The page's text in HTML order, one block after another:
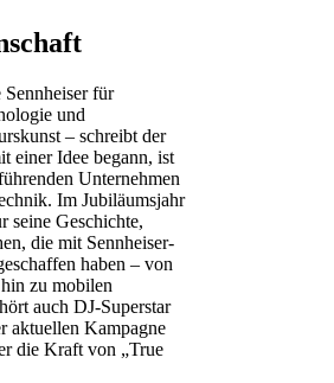
Sennheiser für
und
– schreibt der
einer Idee begann, ist
Unternehmen
Im Jubiläumsjahr
seine Geschichte,
die mit Sennheiser-
haben – von
zu mobilen
auch DJ-Superstar
aktuellen Kampagne
die Kraft von „True